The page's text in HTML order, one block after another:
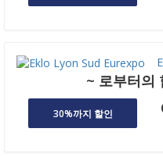
~ 로부터의
30%까지 할인